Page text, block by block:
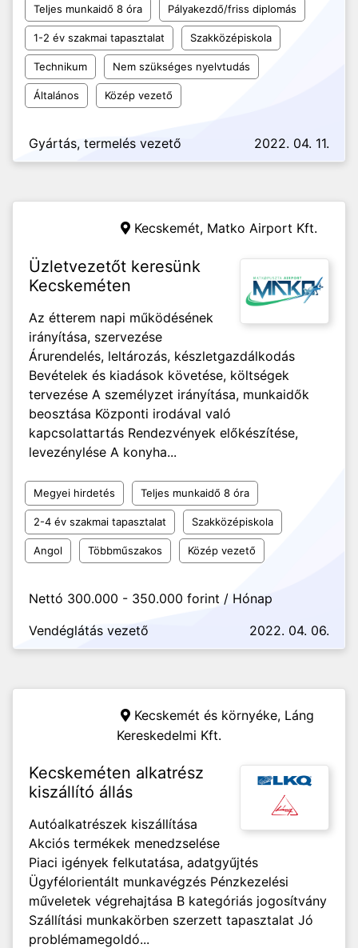
Teljes munkaidő 8 óra Pályakezdő/friss diplomás
1-2 év szakmai tapasztalat Szakközépiskola
Technikum Nem szükséges nyelvtudás
Általános Közép vezető
Gyártás, termelés vezető 2022. 04. 11.
Kecskemét, Matko Airport Kft.
Üzletvezetőt keresünk
Kecskeméten
Az étterem napi működésének
irányítása, szervezése
Árurendelés, leltározás, készletgazdálkodás
Bevételek és kiadások követése, költségek
tervezése A személyzet irányítása, munkaidők
beosztása Központi irodával való
kapcsolattartás Rendezvények előkészítése,
levezénylése A konyha...
Megyei hirdetés Teljes munkaidő 8 óra
2-4 év szakmai tapasztalat Szakközépiskola
Angol Többműszakos Közép vezető
Nettó 300.000 - 350.000 forint / Hónap
Vendéglátás vezető
2022. 04. 06.
Kecskemét és környéke, Láng
Kereskedelmi Kft.
Kecskeméten alkatrész
kiszállító állás
Autóalkatrészek kiszállítása
Akciós termékek menedzselése
Piaci igények felkutatása, adatgyűjtés
Ügyfélorientált munkavégzés Pénzkezelési
műveletek végrehajtása B kategóriás jogosítvány
Szállítási munkakörben szerzett tapasztalat Jó
problémamegoldó...